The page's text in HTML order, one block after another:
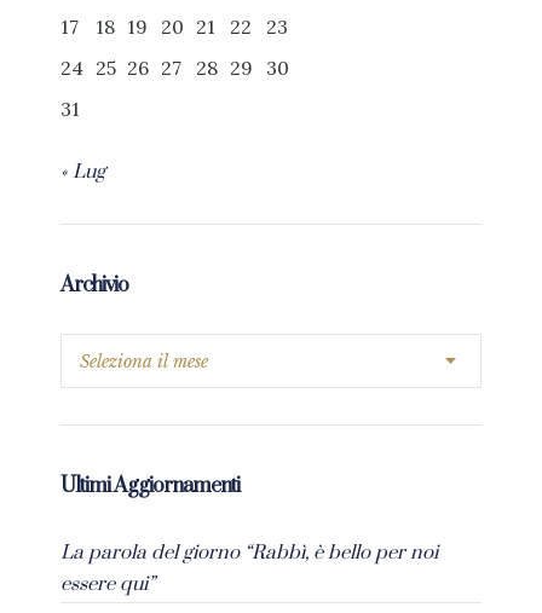
17
18 19 20 21 22
23
24 25 26 27 28 29
30
31
« Lug
Archivio
Ultimi Aggiornamenti
La parola del giorno “Rabbì, è bello per noi
essere qui”